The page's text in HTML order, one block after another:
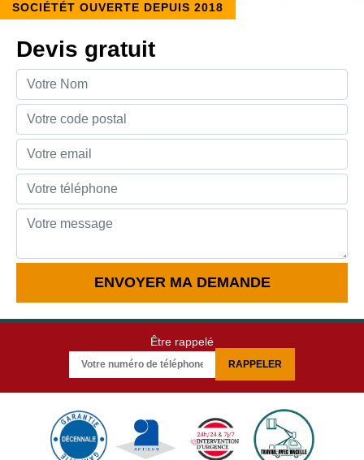
SOCIÉTÉT OUVERTE DEPUIS 2018
Devis gratuit
Être rappelé